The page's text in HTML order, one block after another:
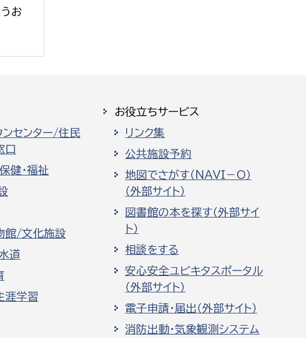
お
センター/住民
口
健・福祉
館/文化施設
道
涯学習
お役立ちサービス
リンク集
公共施設予約
地図でさがす（NAVI－O）
（外部サイト）
図書館の本を探す（外部サイ
ト）
相談をする
安心安全ユビキタスポータル
（外部サイト）
電子申請・届出（外部サイト）
消防出動・気象観測システム